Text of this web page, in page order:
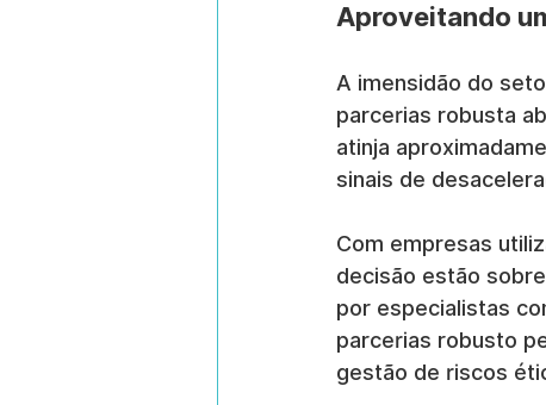
Aproveitando
A imensidão do
parcerias robusta
atinja
sinais de
Com empresas
decisão estão
por especialistas
parcerias robusto
gestão de riscos